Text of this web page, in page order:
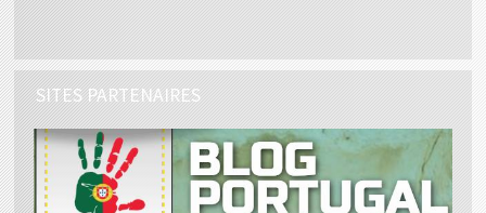
SITES PARTENAIRES